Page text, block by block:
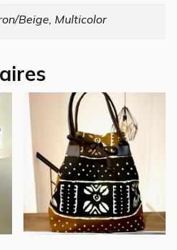
Beige, Multicolor